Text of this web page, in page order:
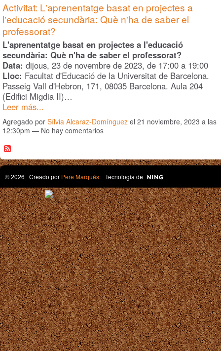
Activitat: L'aprenentatge basat en projectes a
l'educació secundària: Què n'ha de saber el
professorat?
L'aprenentatge basat en projectes a l'educació
secundària: Què n'ha de saber el professorat?
Data: dijous, 23 de novembre de 2023, de 17:00 a 19:00
Lloc: Facultat d'Educació de la Universitat de Barcelona.
Passeig Vall d'Hebron, 171, 08035 Barcelona. Aula 204
(Edifici Migdia II)…
Leer más...
Agregado por Sílvia Alcaraz-Domínguez el 21 noviembre, 2023 a las
12:30pm — No hay comentarios
© 2026 Creado por Pere Marquès. Tecnología de